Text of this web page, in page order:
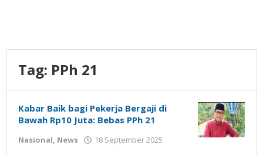
Tag: PPh 21
Kabar Baik bagi Pekerja Bergaji di
Bawah Rp10 Juta: Bebas PPh 21
Nasional, News 18 September 2025